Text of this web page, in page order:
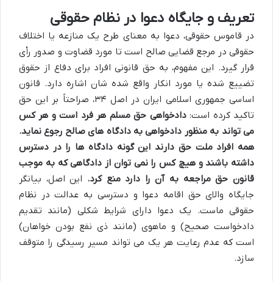
تعریف و جایگاه دعوا در نظام حقوقی
در قاموس حقوقی، دعوا به معنای طرح یک منازعه یا اختلاف
حقوقی در مرجع قضایی صالح است تا مورد قضاوت و صدور رأی
قرار گیرد. این مفهوم، به حق قانونی افراد برای دفاع از حقوق
تضییع شده یا مورد انکار واقع شده شان اشاره دارد. قانون
اساسی جمهوری اسلامی ایران در اصل ۳۴، صراحتاً بر این حق
تاکید کرده است:دادخواهی حق مسلم هر فرد است و هر کس
می تواند به منظور دادخواهی به دادگاه های صالح رجوع نماید.
همه افراد ملت حق دارند این گونه دادگاه ها را در دسترس
داشته باشند و هیچ کس را نمی توان از دادگاهی که به موجب
قانون حق مراجعه به آن را دارد منع کرد. این اصل، بیانگر
جایگاه والای حق اقامه دعوا و دسترسی به عدالت در نظام
حقوقی ماست. یک دعوا دارای شرایط شکلی (مانند تقدیم
دادخواست صحیح) و ماهوی (مانند ذی نفع بودن خواهان)
است که عدم رعایت هر یک می تواند مسیر رسیدگی را متوقف
سازد.